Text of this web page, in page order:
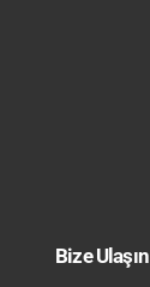
Bize Ulaşın